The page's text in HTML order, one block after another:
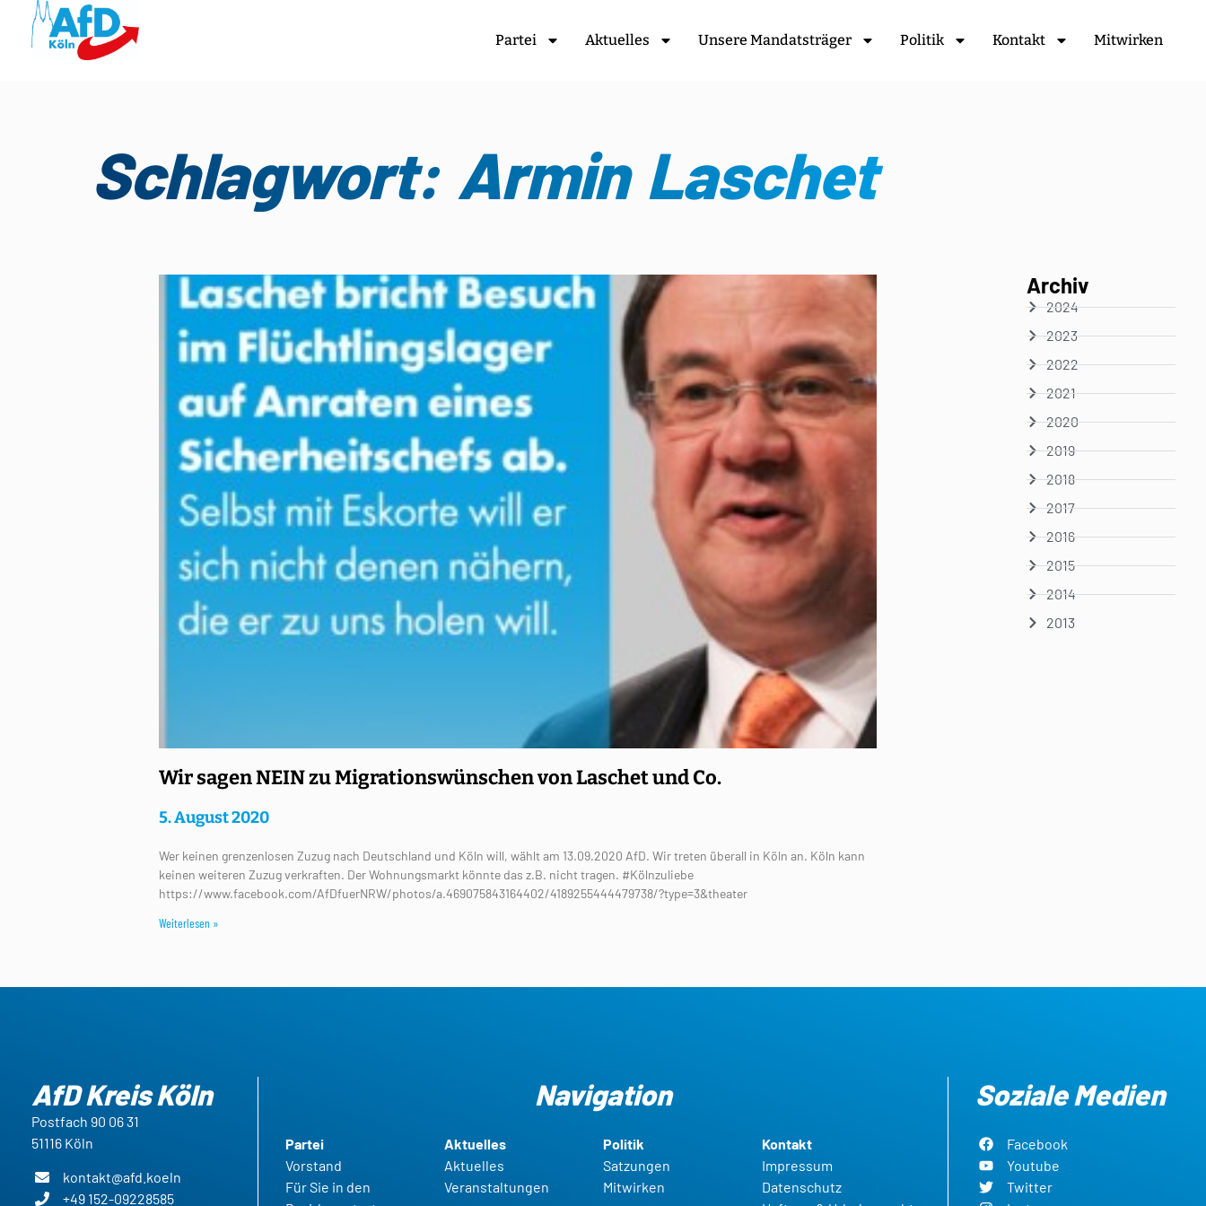
Partei Aktuelles Unsere Mandatsträger Politik Kontakt Mitwirken
Schlagwort: Armin Laschet
Wir sagen NEIN zu Migrationswünschen von Laschet und Co.
5. August 2020
Wer keinen grenzenlosen Zuzug nach Deutschland und Köln will, wählt am 13.09.2020 AfD. Wir treten überall in Köln an. Köln kann
keinen weiteren Zuzug verkraften. Der Wohnungsmarkt könnte das z.B. nicht tragen. #Kölnzuliebe
https://www.facebook.com/AfDfuerNRW/photos/a.469075843164402/4189255444479738/?type=3&theater
Weiterlesen »
Archiv
2024
2023
2022
2021
2020
2019
2018
2017
2016
2015
2014
2013
AfD Kreis Köln
Postfach 90 06 31
51116 Köln
kontakt@afd.koeln
+49 152-09228585
Navigation
Partei
Vorstand
Für Sie in den
Aktuelles
Aktuelles
Veranstaltungen
Politik
Satzungen
Mitwirken
Kontakt
Impressum
Datenschutz
Soziale Medien
Facebook
Youtube
Twitter